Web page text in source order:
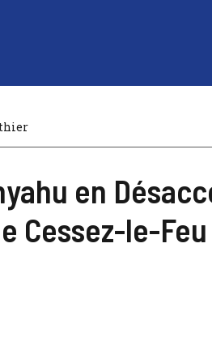
en
Cessez-le-Feu